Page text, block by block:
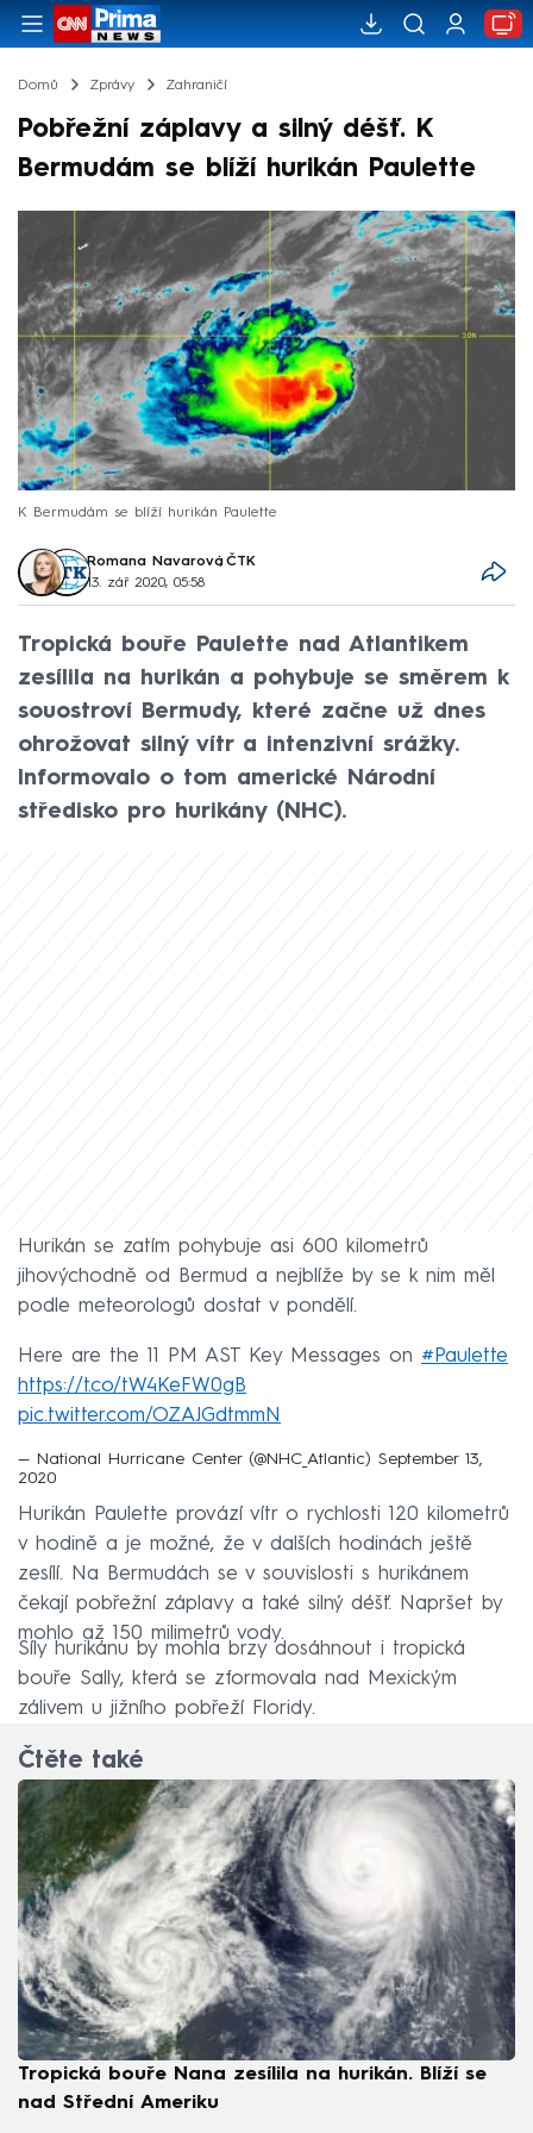
Domů Zprávy Zahraničí
Pobřežní záplavy a silný déšť. K
Bermudám se blíží hurikán Paulette
K Bermudám se blíží hurikán Paulette
Romana Navarová, ČTK
13. zář 2020, 05:58
Tropická bouře Paulette nad Atlantikem
zesílila na hurikán a pohybuje se směrem k
souostroví Bermudy, které začne už dnes
ohrožovat silný vítr a intenzivní srážky.
Informovalo o tom americké Národní
středisko pro hurikány (NHC).
Hurikán se zatím pohybuje asi 600 kilometrů
jihovýchodně od Bermud a nejblíže by se k nim měl
podle meteorologů dostat v pondělí.
Here are the 11 PM AST Key Messages on #Paulette
https://t.co/tW4KeFW0gB
pic.twitter.com/OZAJGdtmmN
— National Hurricane Center (@NHC_Atlantic) September 13,
2020
Hurikán Paulette provází vítr o rychlosti 120 kilometrů
v hodině a je možné, že v dalších hodinách ještě
zesílí. Na Bermudách se v souvislosti s hurikánem
čekají pobřežní záplavy a také silný déšť. Napršet by
mohlo až 150 milimetrů vody.
Síly hurikánu by mohla brzy dosáhnout i tropická
bouře Sally, která se zformovala nad Mexickým
zálivem u jižního pobřeží Floridy.
Čtěte také
Tropická bouře Nana zesílila na hurikán. Blíží se
nad Střední Ameriku